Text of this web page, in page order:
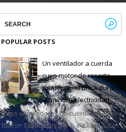
POPULAR POSTS
Un ventilador a cuerda
cuyo motor de resorte
proporciona brisa durante
30 min sin electricidad
Estos ventiladores de cuerda o de reloj
fueron fabricados por E. Paillard & Co.